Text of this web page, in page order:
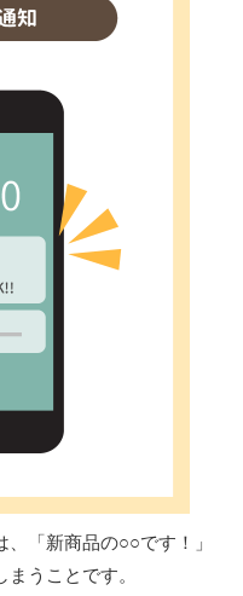
「新商品の○○です！」
うことです。